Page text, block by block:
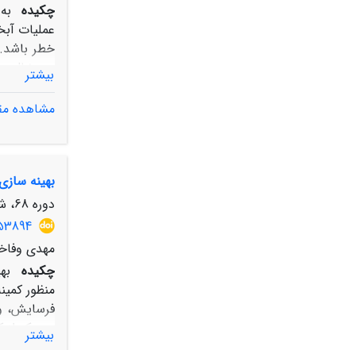
چکیده
عملیات
خطر
به
بررسی
بیشتر
مشاهده
بهینه‏
دوره 68، شماره 1، بهار 1394، صفحه
مهدی
چکیده
منظور
فرسایش،
بیشتر